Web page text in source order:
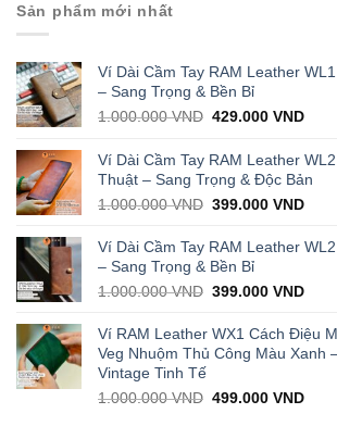
Sản phẩm mới nhất
Ví Dài Cầm Tay RAM Leather
– Sang Trọng & Bền Bỉ
1.000.000VND Original
was:
1.000.000 VND.
429.000VND
is:
Ví Dài Cầm Tay RAM Leather
Thuật – Sang Trọng & Độc Bản
1.000.000VND Original
was:
1.000.000 VND.
399.000VND
is:
Ví Dài Cầm Tay RAM Leather
– Sang Trọng & Bền Bỉ
1.000.000VND Original
was:
1.000.000 VND.
399.000VND
is:
Ví RAM Leather WX1 Cách Điệu
Veg Nhuộm Thủ Công Màu Xanh
Vintage Tinh Tế
1.000.000VND Original
499.000VND